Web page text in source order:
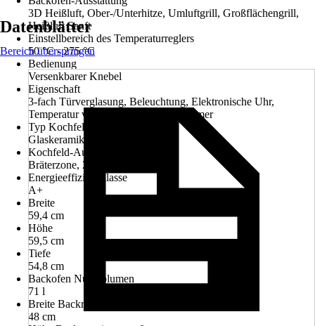
3D Heißluft, Ober-/Unterhitze, Umluftgrill, Großflächengrill,
Heißluft Sanft
Einstellbereich des Temperaturreglers
50 °C - 275 °C
Bedienung
Versenkbarer Knebel
Eigenschaft
3-fach Türverglasung, Beleuchtung, Elektronische Uhr,
Temperatur von / bis, Touchcontrol Timer
Typ Kochfeld
Glaskeramik
Kochfeld-Ausstattung
Bräterzone, Zweikreis-Kochzone
Energieeffizienzklasse
A+
Breite
59,4 cm
Höhe
59,5 cm
Tiefe
54,8 cm
Backofen Nutzvolumen
71 l
Breite Backrauminnenmaß
48 cm
Datenblätter
Bereich überspringen